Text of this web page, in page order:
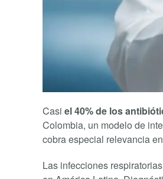
Casi el 40% de los
Colombia, un modelo de
cobra especial relevancia
Las infecciones